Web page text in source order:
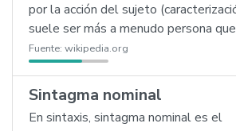
por la acción del sujeto
suele ser más a menudo persona
Fuente: wikipedia.org
Sintagma nominal
En sintaxis, sintagma nominal es el